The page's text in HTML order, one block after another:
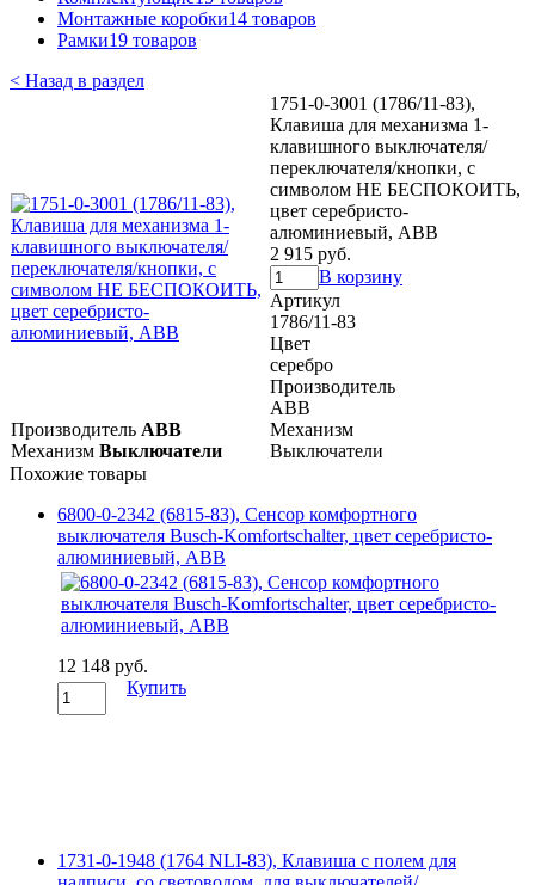
Монтажные коробки14 товаров
Рамки19 товаров
< Назад в раздел
1751-0-3001 (1786/11-83),
Клавиша для механизма 1-
клавишного выключателя/
переключателя/кнопки, с
символом НЕ БЕСПОКОИТЬ,
цвет серебристо-
алюминиевый, ABB
2 915 руб.
В корзину
Артикул
1786/11-83
Цвет
серебро
Производитель
ABB
Механизм
Выключатели
Производитель ABB
Механизм Выключатели
Похожие товары
6800-0-2342 (6815-83), Сенсор комфортного
выключателя Busch-Komfortschalter, цвет серебристо-
алюминиевый, ABB
12 148 руб.
Купить
1731-0-1948 (1764 NLI-83), Клавиша с полем для